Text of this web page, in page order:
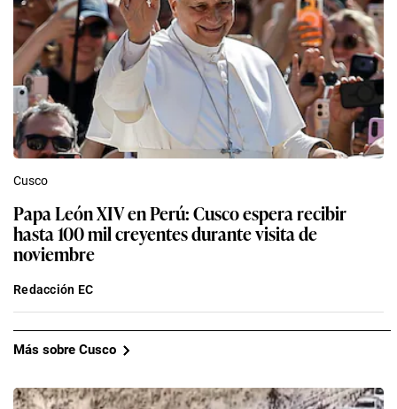
Cusco
Papa León XIV en Perú: Cusco espera recibir
hasta 100 mil creyentes durante visita de
noviembre
Redacción EC
Más sobre Cusco